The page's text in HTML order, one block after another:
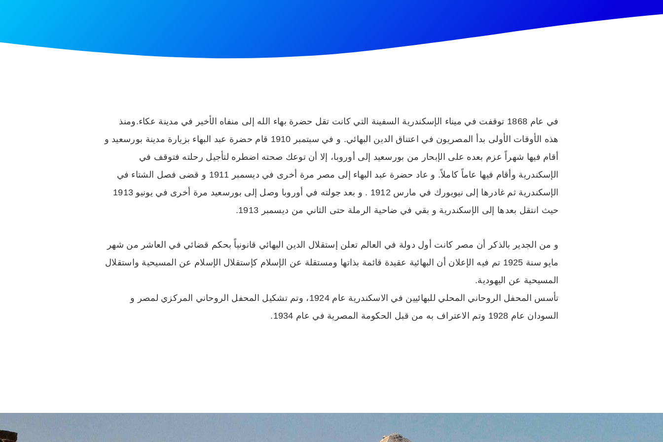
في عام 1868 توقفت في ميناء الإسكندرية السفينة التي كانت تقل حضرة بهاء الله إلى منفاه الأخير في مدينة عكاء.ومنذ
هذه الأوقات الأولى بدأ المصريون في اعتناق الدين البهائي. و في سبتمبر 1910 قام حضرة عبد البهاء بزيارة مدينة بورسعيد و
أقام فيها شهراً عزم بعده على الإبحار من بورسعيد إلى أوروبا، إلا أن توعك صحته اضطره لتأجيل رحلته فتوقف في
الإسكندرية وأقام فيها عاماً كاملاً. و عاد حضرة عبد البهاء إلى مصر مرة أخرى في ديسمبر 1911 و قضى فصل الشتاء في
الإسكندرية ثم غادرها إلى نيويورك في مارس 1912 . و بعد جولته في أوروبا وصل إلى بورسعيد مرة أخرى في يونيو 1913
حيث انتقل بعدها إلى الإسكندرية و بقي في ضاحية الرملة حتى الثاني من ديسمبر 1913.
و من الجدير بالذكر أن مصر كانت أول دولة في العالم تعلن إستقلال الدين البهائي قانونياً بحكم قضائي في العاشر من شهر
مايو سنة 1925 تم فيه الإعلان أن البهائية عقيدة قائمة بذاتها ومستقلة عن الإسلام كإستقلال الإسلام عن المسيحية واستقلال
المسيحية عن اليهودية.
تأسس المحفل الروحاني المحلي للبهائيين في الاسكندرية عام 1924، وتم تشكيل المحفل الروحاني المركزي لمصر و
السودان عام 1928 وتم الاعتراف به من قبل الحكومة المصرية في عام 1934.